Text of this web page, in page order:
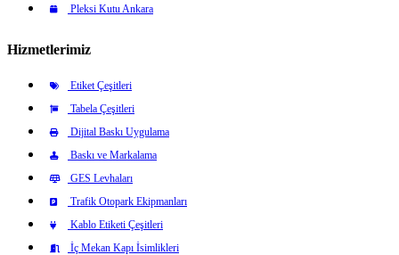
Pleksi Kutu Ankara
Hizmetlerimiz
Etiket Çeşitleri
Tabela Çeşitleri
Dijital Baskı Uygulama
Baskı ve Markalama
GES Levhaları
Trafik Otopark Ekipmanları
Kablo Etiketi Çeşitleri
İç Mekan Kapı İsimlikleri